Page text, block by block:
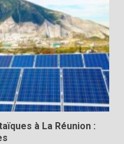
à La Réunion :